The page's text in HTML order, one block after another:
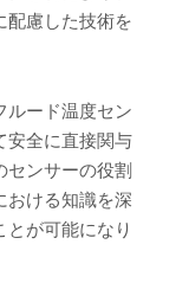
配慮した技術を
ルード温度セン
安全に直接関与
センサーの役割
おける知識を深
が可能になり